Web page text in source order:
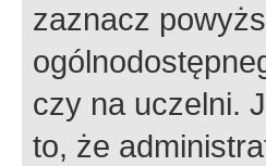
zaznacz
czy na uczelni.
to, że